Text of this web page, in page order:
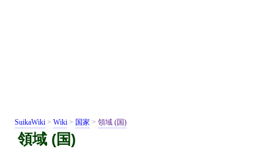
SuikaWiki > Wiki > 国家 > 領域 (国)
領域 (国)